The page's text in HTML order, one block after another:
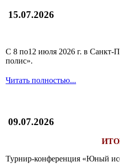
15.07.2026
С 8 по12 июля 2026 г. в Санкт-
полис».
Читать полностью...
09.07.2026
Турнир-конференция «Юный